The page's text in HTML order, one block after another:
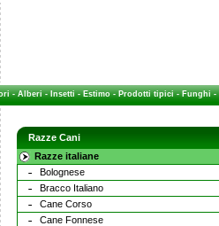
-Alberi-Insetti-Estimo-Prodotti tipici-Funghi-
Razze Cani
Razze italiane
Bolognese
Bracco Italiano
Cane Corso
Cane Fonnese